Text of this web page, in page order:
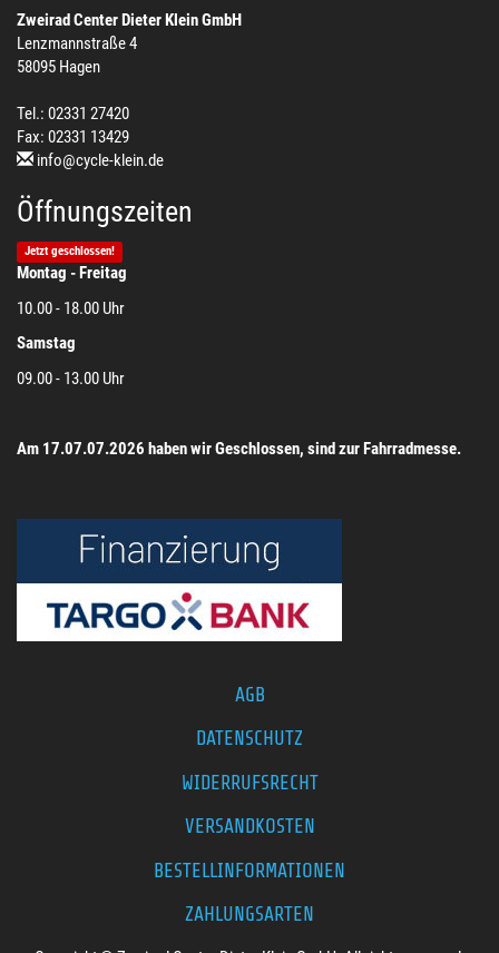
Zweirad Center Dieter Klein GmbH
Lenzmannstraße 4
58095 Hagen
Tel.: 02331 27420
Fax: 02331 13429
info@cycle-klein.de
Öffnungszeiten
Jetzt geschlossen!
Montag - Freitag
10.00 - 18.00 Uhr
Samstag
09.00 - 13.00 Uhr
Am 17.07.07.2026 haben wir Geschlossen, sind zur Fahrradmesse.
AGB
DATENSCHUTZ
WIDERRUFSRECHT
VERSANDKOSTEN
BESTELLINFORMATIONEN
ZAHLUNGSARTEN